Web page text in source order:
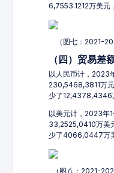
6,7553.1212万美元
（图七：2021-
（四）贸易差
以人民币计，2023
230,5468,3811万
少了12,4378,4346
以美元计，2023年
33,2525,0410万美
少了4066,0447万
（图八：2021-